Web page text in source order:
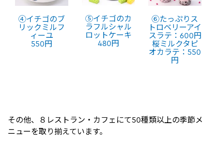
④イチゴのブ
リックミルフ
ィーユ
550円
⑤イチゴのカ
ラフルシャル
ロットケーキ
480円
⑥たっぷりス
トロベリーアイ
スラテ：600円
桜ミルクタピ
オカラテ：550
円
その他、８レストラン・カフェにて50種類以上の季節メ
ニューを取り揃えています。